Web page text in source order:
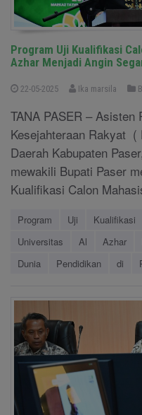
Program Uji Kualifikasi
Azhar Menjadi Angin
22-05-2025 Ika marsila
TANA PASER – Asisten
Kesejahteraan Rakyat (
Daerah Kabupaten
mewakili Bupati Paser
Kualifikasi Calon
Program Uji Kualifikasi
Universitas
Al Azhar
Dunia
Pendidikan di